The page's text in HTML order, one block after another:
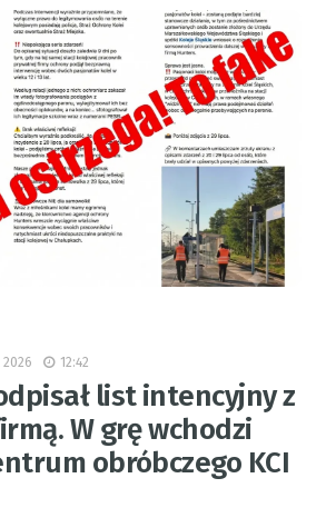
12:42
list intencyjny z
W grę wchodzi
obróbczego KCI